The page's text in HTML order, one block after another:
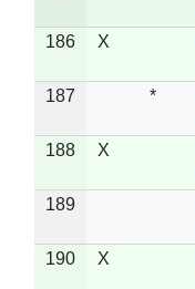
186 X
187 *
188 X
189
190 X